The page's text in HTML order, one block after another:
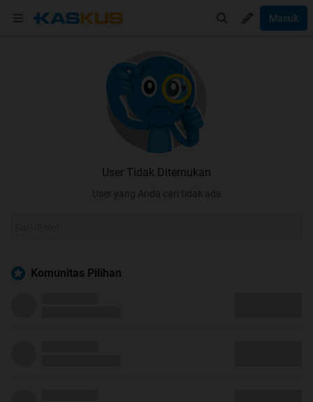
Masuk
User Tidak Ditemukan
User yang Anda cari tidak ada
Komunitas Pilihan